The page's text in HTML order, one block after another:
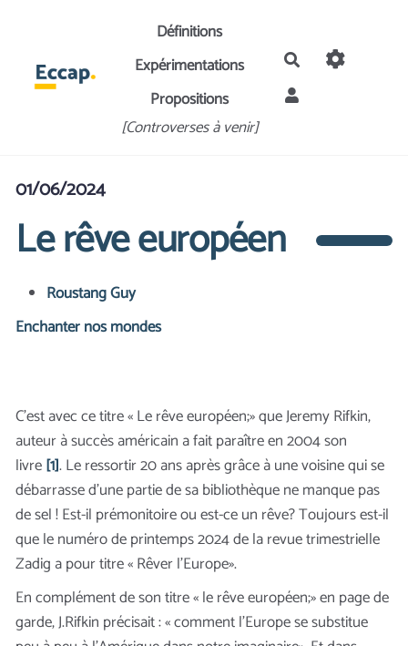
Aller au contenu principalDéfinitions
Expérimentations
Propositions
[Controverses à venir]
Rechercher
01/06/2024
Le rêve européen
Roustang Guy
Enchanter nos mondes
C’est avec ce titre « Le rêve européen;» que Jeremy Rifkin,
auteur à succès américain a fait paraître en 2004 son
livre[1]. Le ressortir 20 ans après grâce à une voisine qui se
débarrasse d’une partie de sa bibliothèque ne manque pas
de sel ! Est-il prémonitoire ou est-ce un rêve? Toujours est-il
que le numéro de printemps 2024 de la revue trimestrielle
Zadig a pour titre « Rêver l’Europe».
En complément de son titre « le rêve européen;» en page de
garde, J.Rifkin précisait : « comment l’Europe se substitue